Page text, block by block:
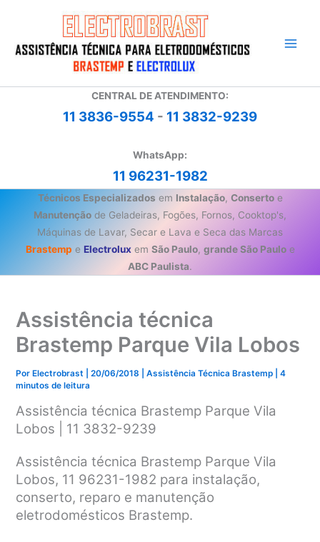
conteúdo
CENTRAL DE ATENDIMENTO:
11 3836-9554 - 11 3832-9239
WhatsApp:
11 96231-1982
Técnicos Especializados em Instalação, Consertoe
Manutenção de Geladeiras, Fogões, Fornos, Cooktop's,
Máquinas de Lavar, Secar e Lava e Seca das Marcas
Brastemp e Electroluxem São Paulo, grande São Pauloe
ABC Paulista.
Assistência técnica
Brastemp Parque Vila Lobos
Por Electrobrast |20/06/2018 |Assistência Técnica Brastemp |4
minutos de leitura
Assistência técnica Brastemp Parque Vila
Lobos | 11 3832-9239
Assistência técnica Brastemp Parque Vila
Lobos, 11 96231-1982 para instalação,
conserto, reparo e manutenção
eletrodomésticos Brastemp.